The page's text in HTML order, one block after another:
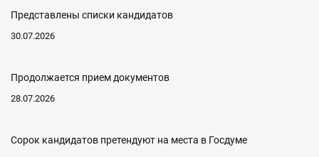
Представлены списки кандидатов
30.07.2026
Продолжается прием документов
28.07.2026
Сорок кандидатов претендуют на места в Госдуме